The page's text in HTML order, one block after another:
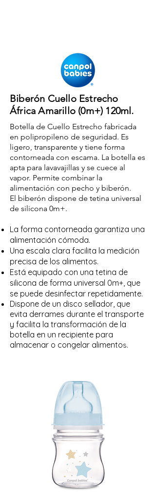
Biberón Cuello Estrecho
África Amarillo (0m+) 120ml.
Botella de Cuello Estrecho fabricada
en polipropileno de seguridad. Es
ligero, transparente y tiene forma
contorneada con escama. La botella es
apta para lavavajillas y se cuece al
vapor. Permite combinar la
alimentación con pecho y biberón.
El biberón dispone de tetina universal
de silicona 0m+.
La forma contorneada garantiza una
alimentación cómoda.
Una escala clara facilita la medición
precisa de los alimentos.
Está equipado con una tetina de
silicona de forma universal 0m+, que
se puede desinfectar repetidamente.
Dispone de un disco sellador, que
evita derrames durante el transporte
y facilita la transformación de la
botella en un recipiente para
almacenar o congelar alimentos.